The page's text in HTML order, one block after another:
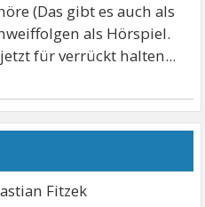
(Das gibt es auch als
als Hörspiel.
für verrückt halten...
Fitzek